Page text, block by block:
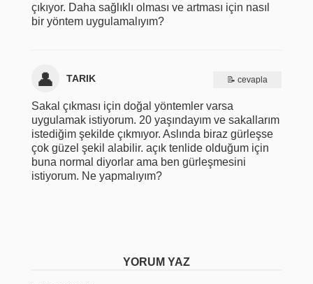
çıkıyor. Daha sağlıklı olması ve artması için nasıl
bir yöntem uygulamalıyım?
TARIK
Sakal çıkması için doğal yöntemler varsa
uygulamak istiyorum. 20 yaşındayım ve sakallarım
istediğim şekilde çıkmıyor. Aslında biraz gürleşse
çok güzel şekil alabilir. açık tenlide olduğum için
buna normal diyorlar ama ben gürleşmesini
istiyorum. Ne yapmalıyım?
cevapla
YORUM YAZ